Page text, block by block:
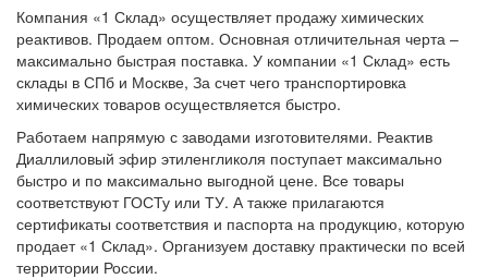
Компания «1 Склад» осуществляет продажу химических
реактивов. Продаем оптом. Основная отличительная черта –
максимально быстрая поставка. У компании «1 Склад» есть
склады в СПб и Москве, За счет чего транспортировка
химических товаров осуществляется быстро.
Работаем напрямую с заводами изготовителями. Реактив
Диаллиловый эфир этиленгликоля поступает максимально
быстро и по максимально выгодной цене. Все товары
соответствуют ГОСТу или ТУ. А также прилагаются
сертификаты соответствия и паспорта на продукцию, которую
продает «1 Склад». Организуем доставку практически по всей
территории России.